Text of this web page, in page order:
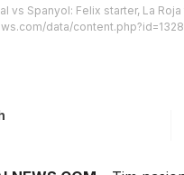
vs Spanyol: Felix starter, La
data/